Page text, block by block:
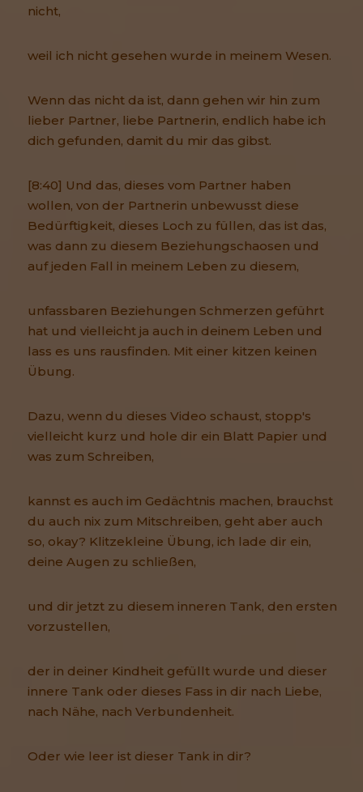
nicht,
weil ich nicht gesehen wurde in meinem Wesen.
Wenn das nicht da ist, dann gehen wir hin zum
lieber Partner, liebe Partnerin, endlich habe ich
dich gefunden, damit du mir das gibst.
[8:40] Und das, dieses vom Partner haben
wollen, von der Partnerin unbewusst diese
Bedürftigkeit, dieses Loch zu füllen, das ist das,
was dann zu diesem Beziehungschaosen und
auf jeden Fall in meinem Leben zu diesem,
unfassbaren Beziehungen Schmerzen geführt
hat und vielleicht ja auch in deinem Leben und
lass es uns rausfinden. Mit einer kitzen keinen
Übung.
Dazu, wenn du dieses Video schaust, stopp's
vielleicht kurz und hole dir ein Blatt Papier und
was zum Schreiben,
kannst es auch im Gedächtnis machen, brauchst
du auch nix zum Mitschreiben, geht aber auch
so, okay? Klitzekleine Übung, ich lade dir ein,
deine Augen zu schließen,
und dir jetzt zu diesem inneren Tank, den ersten
vorzustellen,
der in deiner Kindheit gefüllt wurde und dieser
innere Tank oder dieses Fass in dir nach Liebe,
nach Nähe, nach Verbundenheit.
Oder wie leer ist dieser Tank in dir?